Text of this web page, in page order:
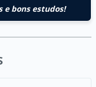
e bons estudos!